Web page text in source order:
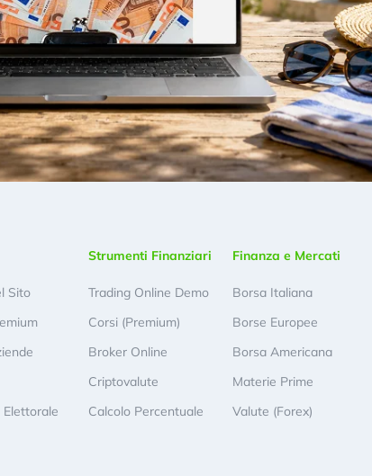
Sito
Elettorale
Strumenti Finanziari
Trading Online Demo
Corsi (Premium)
Broker Online
Criptovalute
Calcolo Percentuale
Finanza e Mercati
Borsa Italiana
Borse Europee
Borsa Americana
Materie Prime
Valute (Forex)